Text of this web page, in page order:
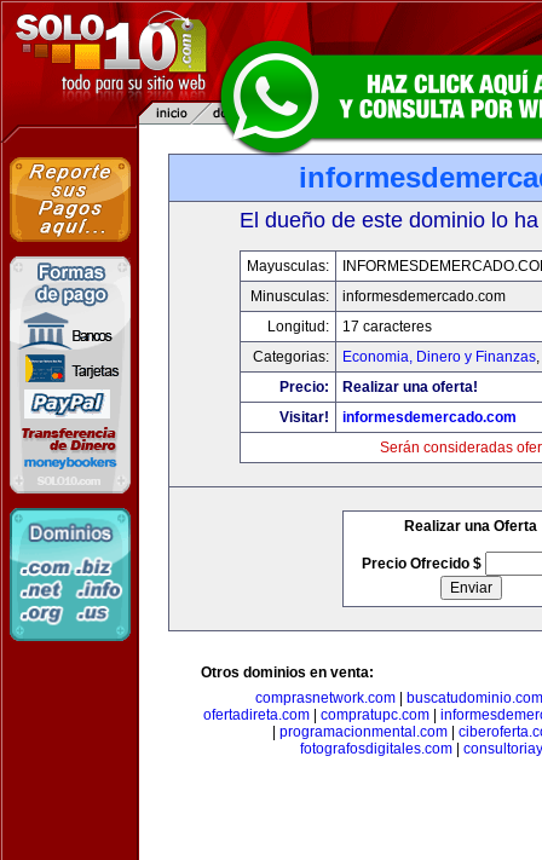
El dueño de este dominio lo
Mayusculas:
Minusculas:
informesdemercado.com
Longitud:
17 caracteres
Categorias:
Economia, Dinero y Finanzas,
Precio:
Realizar una oferta!
Visitar!
informesdemercado.com
Serán consideradas
Realizar una Oferta
Precio Ofrecido $
Otros dominios en venta:
comprasnetwork.com
buscatudominio.com
ofertadireta.com| compratupc.com|
programacionmental.com|
fotografosdigitales.com|